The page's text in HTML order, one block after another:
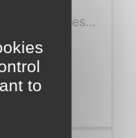
et ses…
to